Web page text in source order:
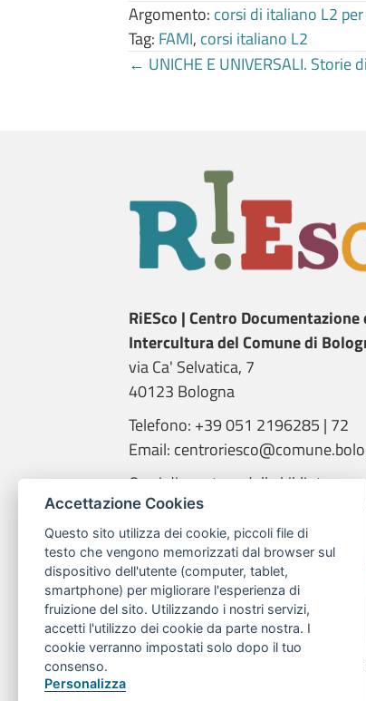
Argomento: corsi di italiano L2
Tag: FAMI, corsi italiano L2
Posts
← UNICHE E UNIVERSALI. Storie
RiESco | Centro Documentazione
Intercultura del Comune di
via Ca' Selvatica, 7
40123 Bologna
Telefono: +39 051 2196285 | 72
Email:
Orari di apertura della biblioteca:
martedì e giovedì: 9.00-14.00;
mercoledì: 14.00-18.00
Informativa trattamento dati
© 2026 | Centro RiESco - Tutti i
Accettazione Cookies
Questo sito utilizza dei cookie, piccoli file di
testo che vengono memorizzati dal browser sul
dispositivo dell'utente (computer, tablet,
smartphone) per migliorare l'esperienza di
fruizione del sito. Utilizzando i nostri servizi,
accetti l'utilizzo dei cookie da parte nostra. I
cookie verranno impostati solo dopo il tuo
consenso.
Personalizza